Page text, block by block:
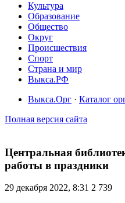
Культура
Образование
Общество
Округ
Происшествия
Спорт
Страна и мир
Выкса.РФ
Выкса.Орг · Каталог
Полная версия сайта
Центральная
работы в праздники
29 декабря 2022, 8:31 2 739